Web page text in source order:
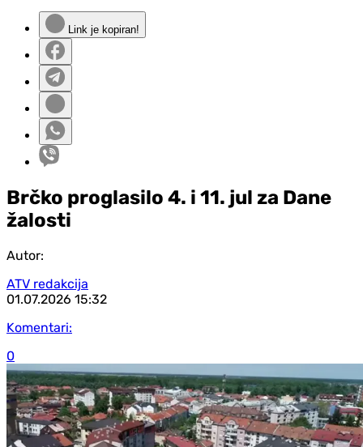
Link je kopiran!
Brčko proglasilo 4. i 11. jul za Dane
žalosti
Autor:
ATV redakcija
01.07.2026 15:32
Komentari:
0